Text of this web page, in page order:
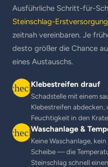
Ausführliche Schritt-für-
Steinschlag-Erstversorgung
zeitnah vereinbaren. Je
desto größer die Chance
eines Austauschs.
checkKlebestreifen drauf
Schadstelle mit einem
Klebestreifen
Feuchtigkeit in den
checkWaschanlage &
Keine Waschanlage,
Scheibe — die
Steinschlag schnell